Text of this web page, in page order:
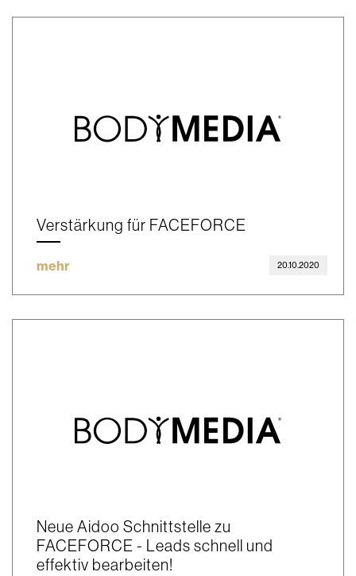
Verstärkung für FACEFORCE
mehr 20.10.2020
Neue Aidoo Schnittstelle zu
FACEFORCE - Leads schnell und
effektiv bearbeiten!